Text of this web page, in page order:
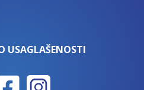
USAGLAŠENOSTI